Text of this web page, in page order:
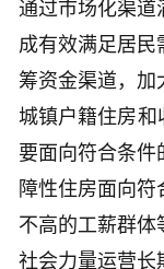
通过市场化渠道
成有效满足居民
筹资金渠道，加
城镇户籍住房和
要面向符合条件
障性住房面向
不高的工薪群体
社会力量运营长